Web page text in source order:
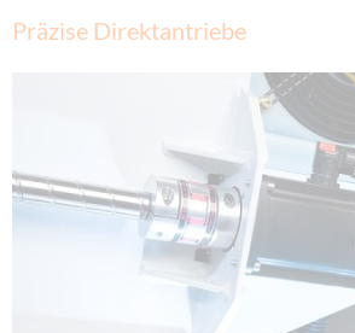
Präzise Direktantriebe